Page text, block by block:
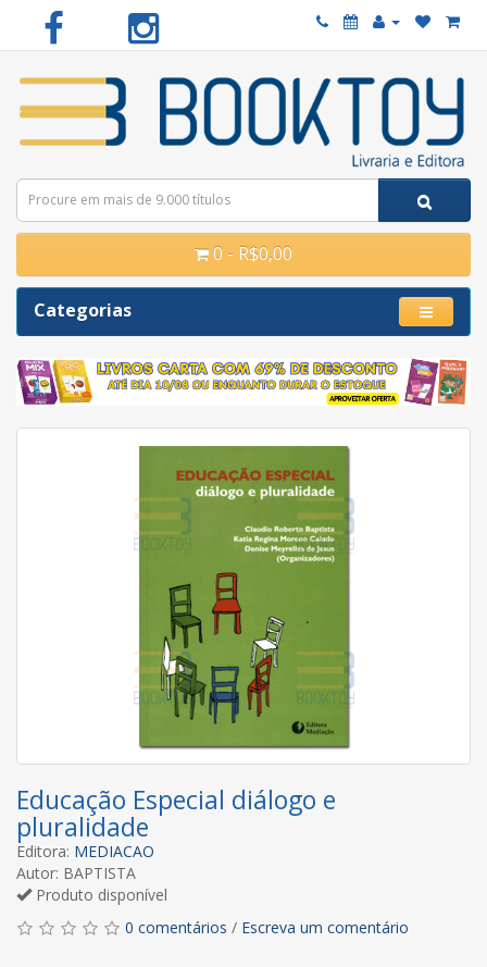
0 - R$0,00
Categorias
Educação Especial diálogo e
pluralidade
Editora: MEDIACAO
Autor: BAPTISTA
Produto disponível
0 comentários / Escreva um comentário